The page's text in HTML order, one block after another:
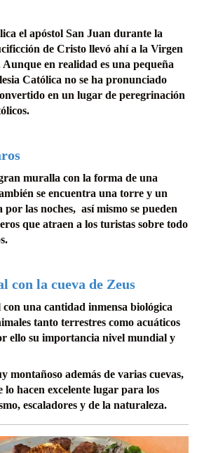
el apóstol San Juan durante la
de Cristo llevó ahí a la Virgen
en realidad es una pequeña
Católica no se ha pronunciado
en un lugar de peregrinación
muralla con la forma de una
se encuentra una torre y un
las noches, así mismo se pueden
que atraen a los turistas sobre todo
con la cueva de Zeus
una cantidad inmensa biológica
tanto terrestres como acuáticos
ello su importancia nivel mundial y
montañoso además de varias cuevas,
lo hacen excelente lugar para los
escaladores y de la naturaleza.